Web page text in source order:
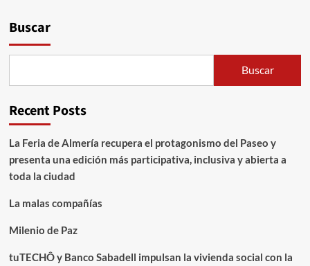
Buscar
Buscar
Recent Posts
La Feria de Almería recupera el protagonismo del Paseo y
presenta una edición más participativa, inclusiva y abierta a
toda la ciudad
La malas compañías
Milenio de Paz
tuTECHÔ y Banco Sabadell impulsan la vivienda social con la